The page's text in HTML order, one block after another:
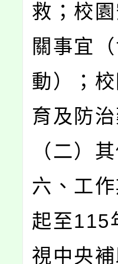
救；校
關事宜
動）；
育及防
（二）
六、工
起至115
視中央